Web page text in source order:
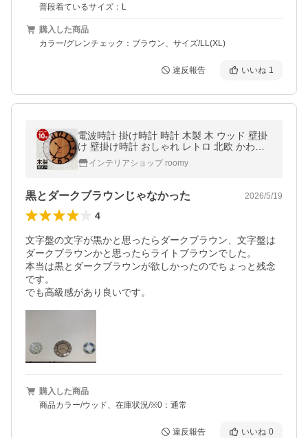
普段着ているサイズ：L
購入した商品
カラー/グレンチェック：ブラウン、サイズ/LL(XL)
違反報告 いいね 1
電波時計 掛け時計 時計 木製 木 ウッド 壁掛
け 壁掛け時計 おしゃれ レトロ 北欧 かわい
い ギフト 引越し祝い ［ 電波時計 Musee-wo
od- ミュゼ・ウッド ］
インテリアショップ roomy
黒とダークブラウンじゃなかった 2026/5/19
4
文字盤の文字が黒かと思ったらダークブラウン、文字盤は
ダークブラウンかと思ったらライトブラウンでした。
本当は黒とダークブラウンが欲しかったのでちょっと残念
です。
でも高級感があり良いです。
購入した商品
商品カラー/ウッド、在庫状況/※0：通常
違反報告 いいね 0